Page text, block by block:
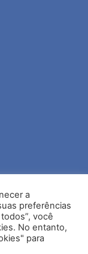
a
preferências
você
No entanto,
para